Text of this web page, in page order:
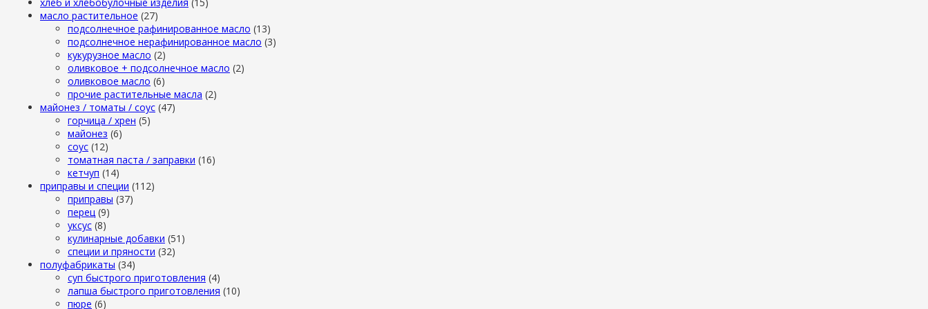
масло растительное (27)
подсолнечное рафинированное масло (13)
подсолнечное нерафинированное масло (3)
кукурузное масло (2)
оливковое + подсолнечное масло (2)
оливковое масло (6)
прочие растительные масла (2)
майонез / томаты / соус (47)
горчица / хрен (5)
майонез (6)
соус (12)
томатная паста / заправки (16)
кетчуп (14)
приправы и специи (112)
приправы (37)
перец (9)
уксус (8)
кулинарные добавки (51)
специи и пряности (32)
полуфабрикаты (34)
суп быстрого приготовления (4)
лапша быстрого приготовления (10)
пюре (6)